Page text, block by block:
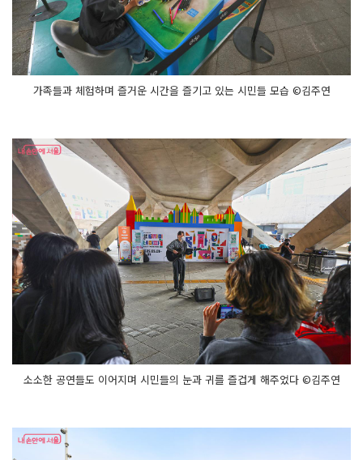
가족들과 체험하며 즐거운 시간을 즐기고 있는 시민들 모습 ©김주연
소소한 공연들도 이어지며 시민들의 눈과 귀를 즐겁게 해주었다 ©김주연